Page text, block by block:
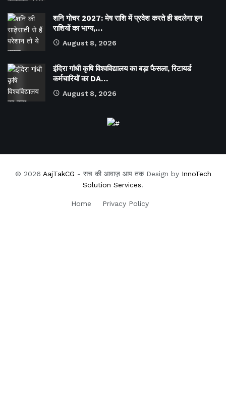
शनि गोचर 2027: मेष राशि में प्रवेश करते ही बदलेगा इन
राशियों का भाग्य,…
August 8, 2026
इंदिरा गांधी कृषि विश्वविद्यालय का बड़ा फैसला, रिटायर्ड
कर्मचारियों का DA…
August 8, 2026
© 2026 AajTakCG - सच की आवाज़ आप तक Design by InnoTech
Solution Services.
Home Privacy Policy